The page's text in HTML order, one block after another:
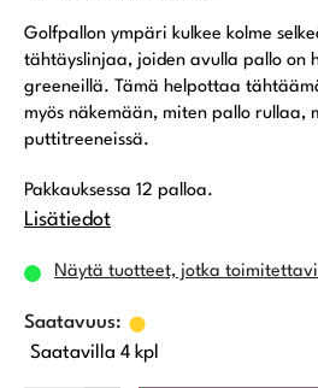
Golfpallon ympäri kulkee kolme
tähtäyslinjaa, joiden avulla pallo on
greeneillä. Tämä helpottaa
myös näkemään, miten pallo rullaa,
puttitreeneissä.
Pakkauksessa 12 palloa.
Lisätiedot
Näytä tuotteet, jotka
Saatavilla 4 kpl